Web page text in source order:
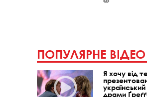
ПОПУЛЯРНЕ ВІДЕО
Я хочу від
драми